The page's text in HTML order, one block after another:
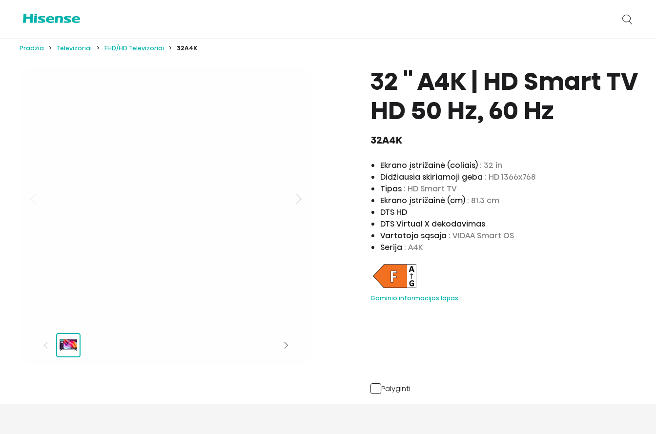
Pradžia Televizoriai FHD/HD Televizoriai 32A4K
32 '' A4K | HD Smart TV
HD 50 Hz, 60 Hz
32A4K
Ekrano įstrižainė (coliais) : 32 in
Didžiausia skiriamoji geba : HD 1366x768
Tipas : HD Smart TV
Ekrano įstrižainė (cm) : 81.3 cm
DTS HD
DTS Virtual X dekodavimas
Vartotojo sąsaja : VIDAA Smart OS
Serija : A4K
Gaminio informacijos lapas
Palyginti